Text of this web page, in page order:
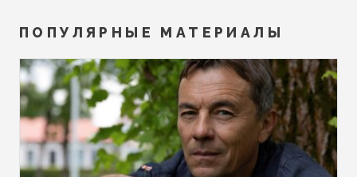
ПОПУЛЯРНЫЕ МАТЕРИАЛЫ